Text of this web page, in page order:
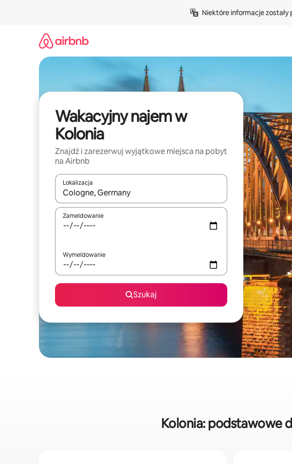
Niektóre informacje
Wakacyjny najem w
Kolonia
Znajdź i zarezerwuj wyjątkowe miejsca na pobyt
na Airbnb
Lokalizacja
Gdy wyniki będą dostępne, możesz poruszać się po nich za pomocą
Zameldowanie
Wymeldowanie
Szukaj
Kolonia: podstawowe